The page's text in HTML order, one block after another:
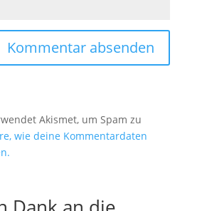
Akismet, um Spam zu
wie deine Kommentardaten